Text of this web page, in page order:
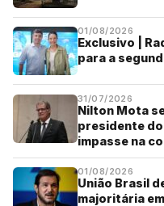
01/08/2026
Exclusivo |
para a
31/07/2026
Nilton Mota
presidente do
impasse na
01/08/2026
União Brasil
majoritária